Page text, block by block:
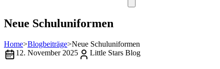
Neue Schuluniformen
Home>Blogbeiträge>Neue Schuluniformen
12. November 2025
Little Stars Blog